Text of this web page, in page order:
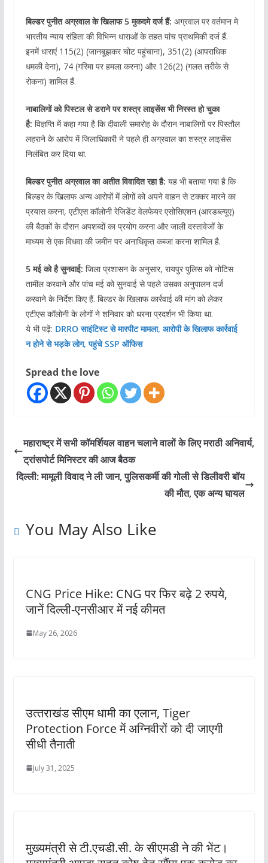
बिल्डर पुनीत अग्रवाल के खिलाफ 5 मुकदमे दर्ज हैं: अग्रवाल पर वर्तमान मे
भारतीय न्याय संहिता की विभिन्न धाराओं के तहत पांच प्राथमिकी दर्ज हैं.
इनमें धाराएं 115(2) (जानबूझकर चोट पहुंचाना), 351(2) (आपराधिक
धमकी देना), 74 (गरिमा पर हमला करना) और 126(2) (गलत तरीके से
रोकना) शामिल हैं.
नाबालिगों को पिस्टल से डराने पर शस्त्र लाइसेंस भी निरस्त हो चुका
है: विज्ञप्ति में कहा गया है कि दीवाली समारोह के दौरान नाबालिगों पर पिस्तौल
लहराने के आरोप में जिलाधिकारी ने पहले ही अग्रवाल का शस्त्र लाइसेंस
निलंबित कर दिया था.
बिल्डर पुनीत अग्रवाल का अतीत विवादित रहा है: यह भी बताया गया है कि
बिल्डर के खिलाफ अन्य आरोपों में लोगों को अपने वाहन से टक्कर मारने का
प्रयास करना, एटीएस कॉलोनी रेजिडेंट वेलफेयर एसोसिएशन (आरडब्ल्यूए)
की बैठकों के दौरान अपशब्दों का प्रयोग करना और जाली दस्तावेजों के
माध्यम से एक विधवा की जमीन पर अनाधिकृत कब्जा करना शामिल है.
5 मई को है सुनवाई: जिला प्रशासन के अनुसार, रायपुर पुलिस को नोटिस
तामील करवाने और पांच मई को सुनवाई से पहले उसका अनुपालन दर्ज
करवाने के निर्देश किए हैं. बिल्डर के खिलाफ कार्रवाई की मांग को लेकर
एटीएस कॉलोनी के लोगों ने शनिवार को धरना प्रदर्शन भी किया था.
ये भी पढ़ें: DRRO साइंटिस्ट से मारपीट मामला, आरोपी के खिलाफ कार्रवाई
न होने से भड़के लोग, पहुंचे SSP ऑफिस
Spread the love
महाराष्ट्र में सभी कॉमर्शियल वाहन चलाने वालों के लिए मराठी अनिवार्य,
ट्रांसपोर्ट मिनिस्टर की आज बैठक
दिल्ली: मामूली विवाद ने ली जान, पुलिसकर्मी की गोली से डिलीवरी बॉय
की मौत, एक अन्य घायल
You May Also Like
CNG Price Hike: CNG पर फिर बढ़े 2 रुपये,
जानें दिल्ली-एनसीआर में नई कीमत
May 26, 2026
उत्‍तराखंड सीएम धामी का एलान, Tiger
Protection Force में अग्निवीरों को दी जाएगी
सीधी तैनाती
July 31, 2025
मुख्यमंत्री से टी.एचडी.सी. के सीएमडी ने की भेंट।